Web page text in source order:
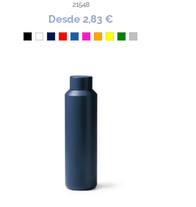
21548
Desde 2,83 €
NegroBlanco
Marino
RojoAzulFucsiaNaranja
Amarillo
VerdePlateado